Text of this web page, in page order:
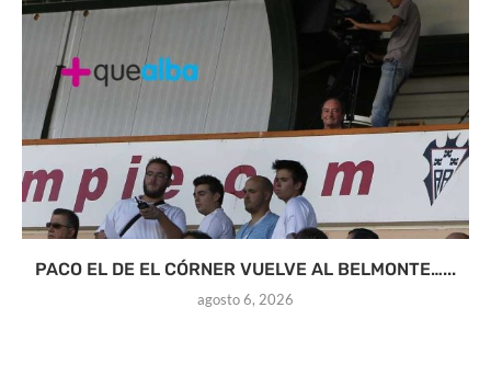
PACO EL DE EL CÓRNER VUELVE AL BELMONTE…...
agosto 6, 2026